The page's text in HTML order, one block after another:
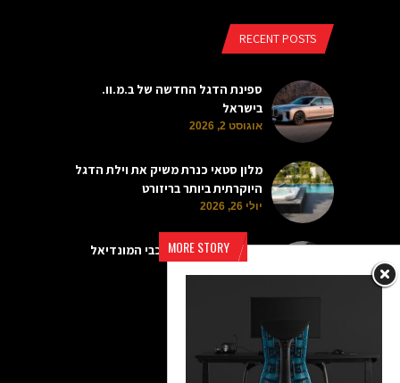
MORE STORY
RECENT POSTS
ספינת הדגל החדשה של ב.מ.וו.
בישראל
אוגוסט 2, 2026
מלון סטאי כנרת משיק את וילת הדגל
היוקרתית ביותר בריזורט
יולי 26, 2026
שעוני היוקרה של כוכבי המונדיאל
הרשמה לדיוור